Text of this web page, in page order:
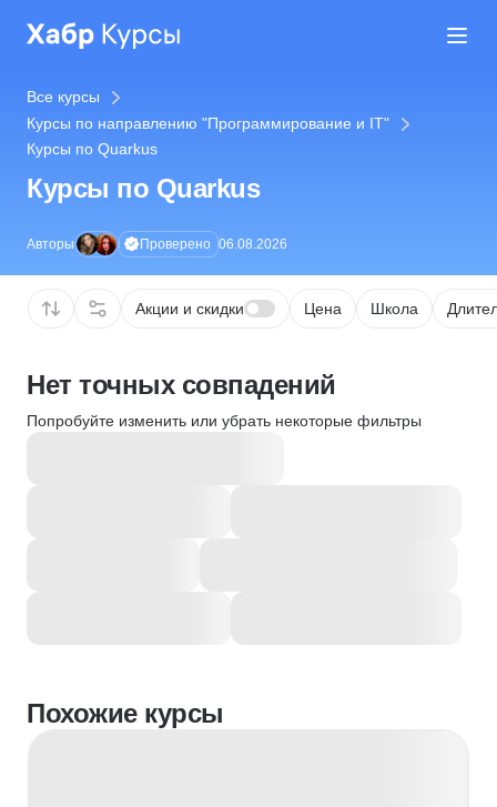
Все курсы
Курсы по направлению "Программирование и IT"
Курсы по Quarkus
Курсы по Quarkus
Авторы Проверено 06.08.2026
Акции и скидки Цена Школа
Нет точных совпадений
Попробуйте изменить или убрать некоторые фильтры
Похожие курсы